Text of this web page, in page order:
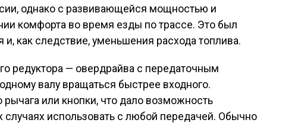
однако с развивающейся мощностью и
комфорта во время езды по трассе. Это был
как следствие, уменьшения расхода топлива.
редуктора — овердрайва с передаточным
валу вращаться быстрее входного.
или кнопки, что дало возможность
случаях использовать с любой передачей. Обычно